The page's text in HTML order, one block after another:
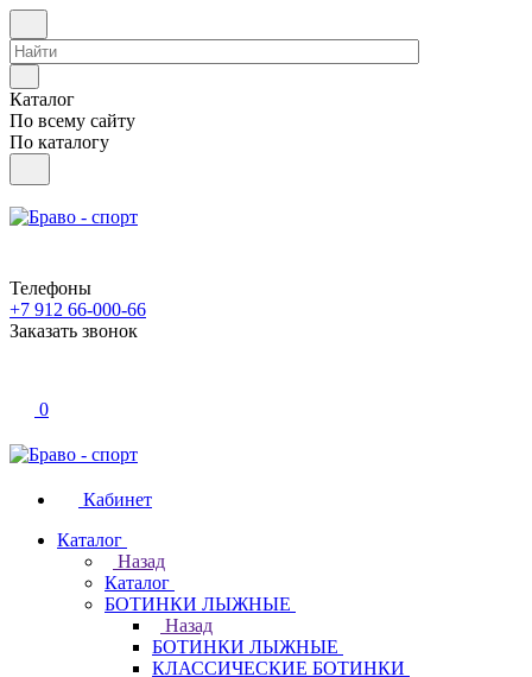
Каталог
По всему сайту
По каталогу
Телефоны
+7 912 66-000-66
Заказать звонок
0
Кабинет
Каталог
Назад
Каталог
БОТИНКИ ЛЫЖНЫЕ
Назад
БОТИНКИ ЛЫЖНЫЕ
КЛАССИЧЕСКИЕ БОТИНКИ